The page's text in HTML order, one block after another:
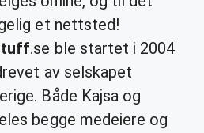
et nettsted!
.se ble startet i 2004
av selskapet
Både Kajsa og
begge medeiere og